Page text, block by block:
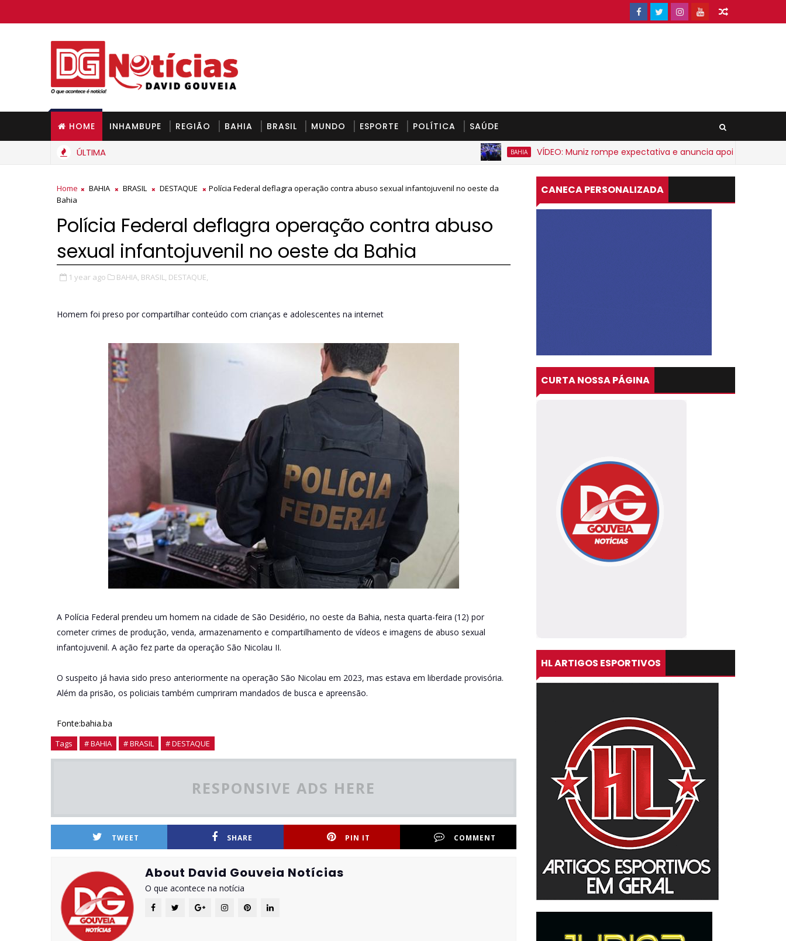
HOME INHAMBUPE REGIÃO BAHIA BRASIL MUNDO ESPORTE POLÍTICA SAÚDE
ÚLTIMA BAHIA
VÍDEO: Muniz rompe expectativa e anuncia apoio a ACM Neto
Home BAHIA BRASIL DESTAQUE
Polícia Federal deflagra operação contra abuso sexual infantojuvenil no oeste da
Bahia
Polícia Federal deflagra operação contra abuso
sexual infantojuvenil no oeste da Bahia
1 year ago BAHIA, BRASIL, DESTAQUE,
Homem foi preso por compartilhar conteúdo com crianças e adolescentes na internet
A Polícia Federal prendeu um homem na cidade de São Desidério, no oeste da Bahia, nesta quarta-feira (12) por
cometer crimes de produção, venda, armazenamento e compartilhamento de vídeos e imagens de abuso sexual
infantojuvenil. A ação fez parte da operação São Nicolau II.
O suspeito já havia sido preso anteriormente na operação São Nicolau em 2023, mas estava em liberdade provisória.
Além da prisão, os policiais também cumpriram mandados de busca e apreensão.
Fonte:bahia.ba
Tags # BAHIA # BRASIL # DESTAQUE
RESPONSIVE ADS HERE
TWEET SHARE PIN IT COMMENT
About David Gouveia Notícias
O que acontece na notícia
CANECA PERSONALIZADA
CURTA NOSSA PÁGINA
HL ARTIGOS ESPORTIVOS